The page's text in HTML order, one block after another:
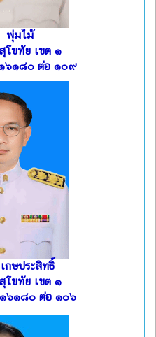
พุ่มไม้
โขทัย เขต ๑
๖๑๘๐ ต่อ ๑๐๙
กษประสิทธิ์
โขทัย เขต ๑
๖๑๘๐ ต่อ ๑๐๖